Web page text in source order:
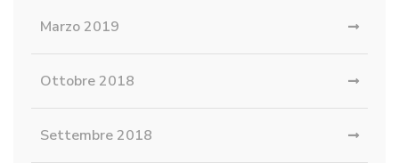
Marzo 2019
Ottobre 2018
Settembre 2018